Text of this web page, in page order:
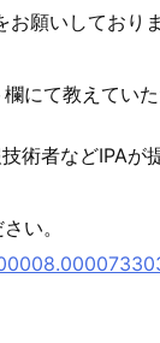
願いしておりま
にて教えていた
術者などIPA
い。